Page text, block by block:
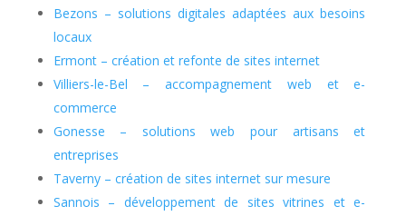
Bezons – solutions digitales adaptées aux besoins
locaux
Ermont – création et refonte de sites internet
Villiers-le-Bel – accompagnement web et e-
commerce
Gonesse – solutions web pour artisans et
entreprises
Taverny – création de sites internet sur mesure
Sannois – développement de sites vitrines et e-